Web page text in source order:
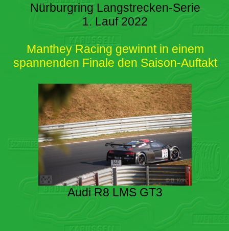
Nürburgring Langstrecken-Serie
1. Lauf 2022
Manthey Racing gewinnt in einem
spannenden Finale den Saison-Auftakt
Audi R8 LMS GT3